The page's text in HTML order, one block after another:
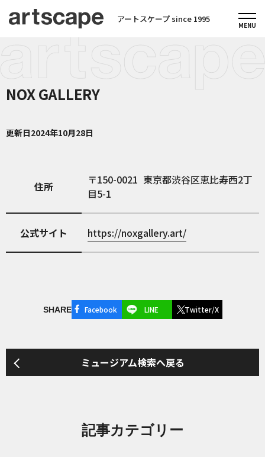
アートスケープ since 1995
NOX GALLERY
更新日2024年10月28日
住所 150-0021 東京都渋谷区恵比寿西2丁
目5-1
公式サイト https://noxgallery.art/
SHARE Facebook LINE Twitter/X
ミュージアム検索へ戻る
記事カテゴリー